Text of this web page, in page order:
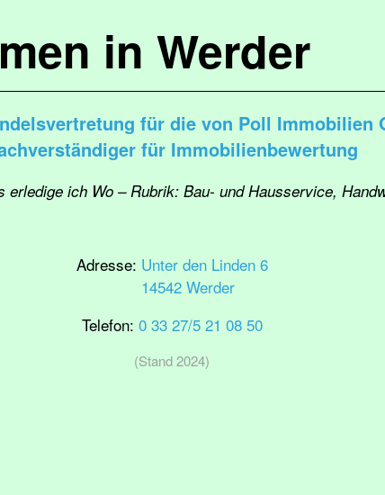
in Werder
für die von Poll Immobilien
für Immobilienbewertung
erledige ich Wo – Rubrik: Bau- und Hausservice,
Adresse: Unter den Linden 6
14542 Werder
Telefon: 0 33 27/5 21 08 50
(Stand 2024)